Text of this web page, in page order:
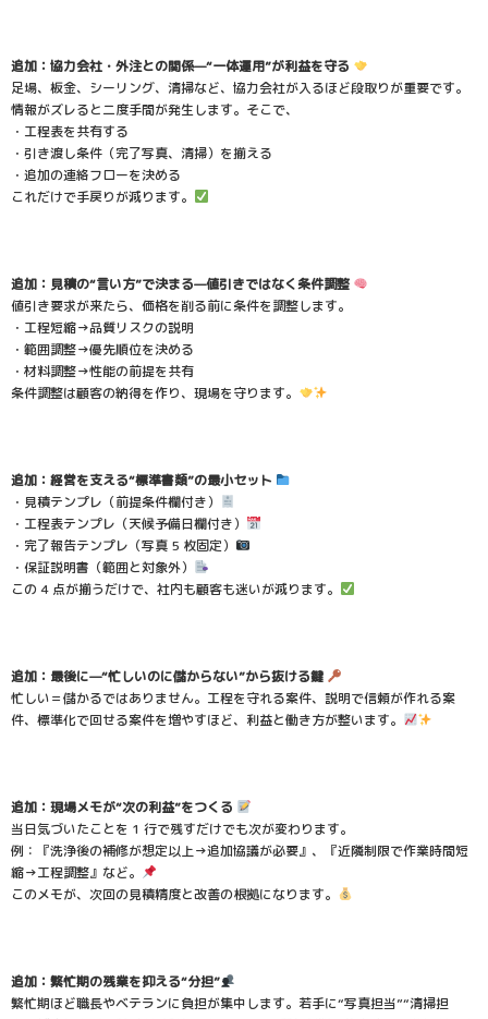
追加：協力会社・外注との関係—“一体運用”が利益を守る
足場、板金、シーリング、清掃など、協力会社が入るほど段取りが重要です。
情報がズレると二度手間が発生します。そこで、
・工程表を共有する
・引き渡し条件（完了写真、清掃）を揃える
・追加の連絡フローを決める
これだけで手戻りが減ります。
追加：見積の“言い方”で決まる—値引きではなく条件調整
値引き要求が来たら、価格を削る前に条件を調整します。
・工程短縮→品質リスクの説明
・範囲調整→優先順位を決める
・材料調整→性能の前提を共有
条件調整は顧客の納得を作り、現場を守ります。
追加：経営を支える“標準書類”の最小セット
・見積テンプレ（前提条件欄付き）
・工程表テンプレ（天候予備日欄付き）
・完了報告テンプレ（写真 5 枚固定）
・保証説明書（範囲と対象外）
この 4 点が揃うだけで、社内も顧客も迷いが減ります。
追加：最後に—“忙しいのに儲からない”から抜ける鍵
忙しい＝儲かるではありません。工程を守れる案件、説明で信頼が作れる案
件、標準化で回せる案件を増やすほど、利益と働き方が整います。
追加：現場メモが“次の利益”をつくる
当日気づいたことを 1 行で残すだけでも次が変わります。
例：『洗浄後の補修が想定以上→追加協議が必要』、『近隣制限で作業時間短
縮→工程調整』など。
このメモが、次回の見積精度と改善の根拠になります。
追加：繁忙期の残業を抑える“分担”
繁忙期ほど職長やベテランに負担が集中します。若手に“写真担当”“清掃担